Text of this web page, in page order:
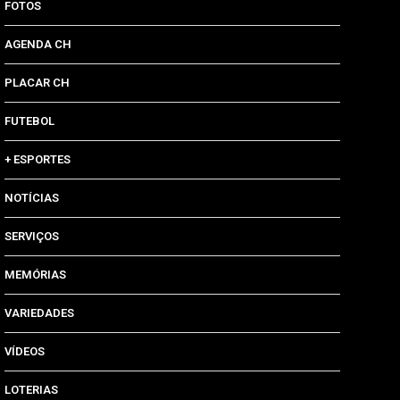
FOTOS
AGENDA CH
PLACAR CH
FUTEBOL
+ ESPORTES
NOTÍCIAS
SERVIÇOS
MEMÓRIAS
VARIEDADES
VÍDEOS
LOTERIAS